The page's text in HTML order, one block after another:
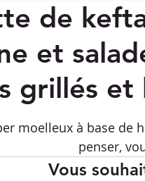
Collations
Petits-déjeuners
de
et
grillés et
sur 5.
moelleux à base de
penser,
Vous